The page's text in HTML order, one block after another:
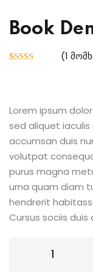
Book
მომხმარებლის
გამოკითხვაზე
(1
Lorem ipsum
sed aliquet iaculis
accumsan duis
volutpat
purus magna
urna quam diam
hendrerit
Cursus sociis